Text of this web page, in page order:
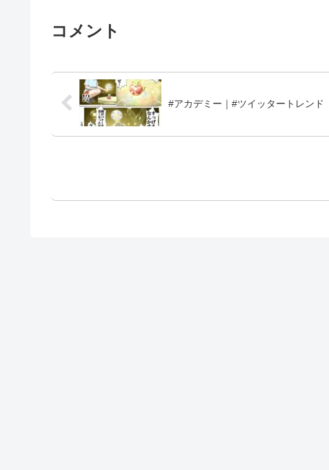
コメント
#アカデミー｜#ツイッタートレンド